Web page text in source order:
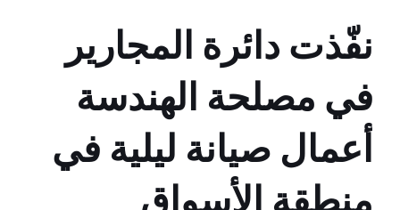
نفّذت دائرة المجارير
في مصلحة الهندسة
أعمال صيانة ليلية في
منطقة الأسواق